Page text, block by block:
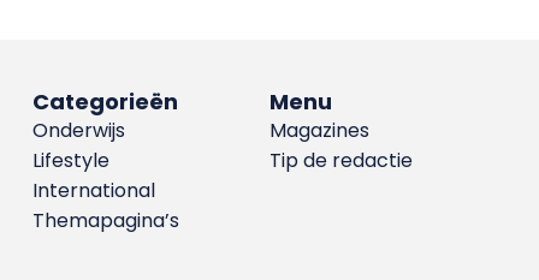
Menu
Magazines
Tip de redactie
Categorieën
Onderwijs
Lifestyle
International
Themapagina’s